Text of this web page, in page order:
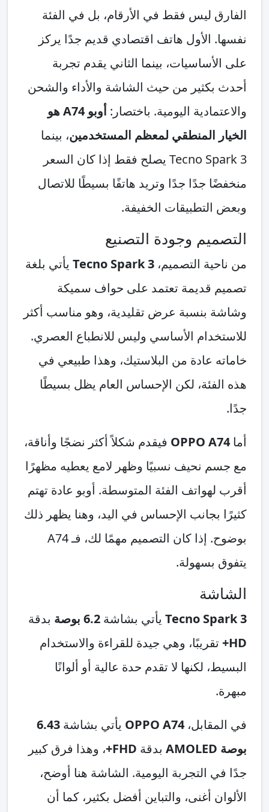
الفارق ليس فقط في الأرقام، بل في الفئة
نفسها. الأول هاتف اقتصادي قديم جدًا يركز
على الأساسيات، بينما الثاني يقدم تجربة
أحدث بكثير من حيث الشاشة والأداء والشحن
والاعتمادية اليومية. باختصار:
أوبو A74 هو
الخيار المنطقي لمعظم المستخدمين، بينما
Tecno Spark 3 يصلح فقط إذا كان السعر
منخفضًا جدًا جدًا وتريد هاتفًا بسيطًا للاتصال
وبعض التطبيقات الخفيفة.
التصميم وجودة التصنيع
من ناحية التصميم، Tecno Spark 3 يأتي بلغة
تصميم قديمة تعتمد على حواف سميكة
وشاشة بنسبة عرض تقليدية، وهو مناسب أكثر
للاستخدام الأساسي وليس للانطباع العصري.
خاماته عادة من البلاستيك، وهذا طبيعي في
هذه الفئة، لكن الإحساس العام يظل بسيطًا
جدًا.
أما OPPO A74 فيقدم شكلاً أكثر نضجًا وأناقة،
مع جسم نحيف نسبيًا وظهر لامع يعطيه مظهرًا
أقرب لهواتف الفئة المتوسطة. أوبو عادة تهتم
كثيرًا بجانب الإحساس في اليد، وهنا يظهر ذلك
بوضوح. إذا كان التصميم مهمًا لك، فـ A74
يتفوق بسهولة.
الشاشة
Tecno Spark 3 يأتي بشاشة 6.2 بوصة
بدقة
HD+
تقريبًا، وهي جيدة للقراءة والاستخدام
البسيط، لكنها لا تقدم حدة عالية أو ألوانًا
مبهرة.
في المقابل، OPPO A74 يأتي بشاشة 6.43
بوصة AMOLED
بدقة FHD+ ، وهذا فرق كبير
جدًا في التجربة اليومية. الشاشة هنا أوضح،
الألوان أغنى، والتباين أفضل بكثير، كما أن